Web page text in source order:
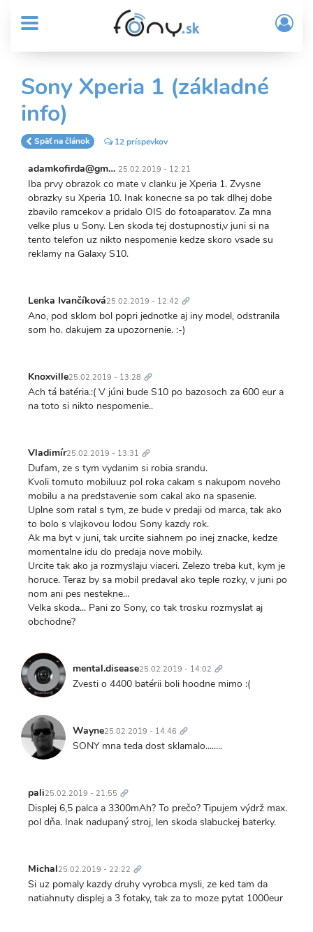
obsah
MENU
Sub
Header
menu
User
account
menu
/
Sony Xperia 1 (základné
info)
Späť na článok 12 príspevkov
adamkofirda@gm… 25.02.2019 - 12:21
Iba prvy obrazok co mate v clanku je Xperia 1. Zvysne
obrazky su Xperia 10. Inak konecne sa po tak dlhej dobe
zbavilo ramcekov a pridalo OIS do fotoaparatov. Za mna
velke plus u Sony. Len skoda tej dostupnosti,v juni si na
tento telefon uz nikto nespomenie kedze skoro vsade su
reklamy na Galaxy S10.
Lenka Ivančíková25.02.2019 - 12:42 odkaz
Ano, pod sklom bol popri jednotke aj iny model, odstranila
som ho. dakujem za upozornenie. :-)
Knoxville25.02.2019 - 13:28 odkaz
Ach tá batéria.:( V júni bude S10 po bazosoch za 600 eur a
na toto si nikto nespomenie..
Vladimír25.02.2019 - 13:31 odkaz
Dufam, ze s tym vydanim si robia srandu.
Kvoli tomuto mobiluuz pol roka cakam s nakupom noveho
mobilu a na predstavenie som cakal ako na spasenie.
Uplne som ratal s tym, ze bude v predaji od marca, tak ako
to bolo s vlajkovou lodou Sony kazdy rok.
Ak ma byt v juni, tak urcite siahnem po inej znacke, kedze
momentalne idu do predaja nove mobily.
Urcite tak ako ja rozmyslaju viaceri. Zelezo treba kut, kym je
horuce. Teraz by sa mobil predaval ako teple rozky, v juni po
nom ani pes nestekne...
Velka skoda... Pani zo Sony, co tak trosku rozmyslat aj
obchodne?
mental.disease25.02.2019 - 14:02 odkaz
Zvesti o 4400 batérii boli hoodne mimo :(
Wayne25.02.2019 - 14:46 odkaz
SONY mna teda dost sklamalo........
pali25.02.2019 - 21:55 odkaz
Displej 6,5 palca a 3300mAh? To prečo? Tipujem výdrž max.
pol dňa. Inak nadupaný stroj, len skoda slabuckej baterky.
Michal25.02.2019 - 22:22 odkaz
Si uz pomaly kazdy druhy vyrobca mysli, ze ked tam da
natiahnuty displej a 3 fotaky, tak za to moze pytat 1000eur